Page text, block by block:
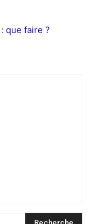
que faire ?